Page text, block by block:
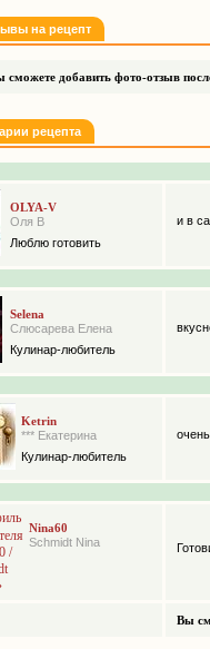
на рецепт
сможете добавить фото-отзыв
рецепта
OLYA-V
Оля В
Люблю готовить
и в
Selena
Слюсарева Елена
Кулинар-любитель
Ketrin
*** Екатерина
Кулинар-любитель
Nina60
Schmidt Nina
Вы